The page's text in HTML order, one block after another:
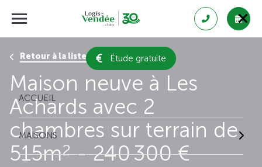
Étude gratuite
ACCUEIL
MAISONS
Retour à la liste des résultats
Maison neuve à Les
Achards avec 2
chambres sur terrain de
515m2- 240 300 €